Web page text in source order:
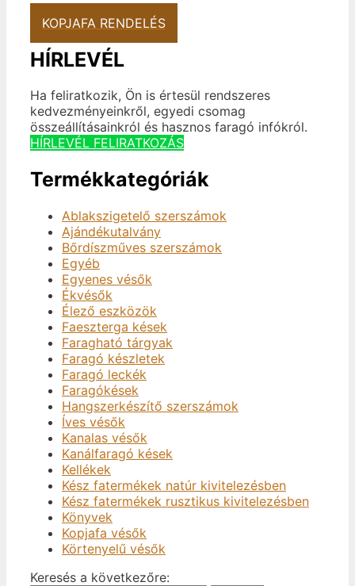
KOPJAFA RENDELÉS
HÍRLEVÉL
Ha feliratkozik, Ön is értesül rendszeres
kedvezményeinkről, egyedi csomag
összeállításainkról és hasznos faragó infókról.
HÍRLEVÉL FELIRATKOZÁS
Termékkategóriák
Ablakszigetelő szerszámok
Ajándékutalvány
Bőrdíszműves szerszámok
Egyéb
Egyenes vésők
Ékvésők
Élező eszközök
Faeszterga kések
Faragható tárgyak
Faragó készletek
Faragó leckék
Faragókések
Hangszerkészítő szerszámok
Íves vésők
Kanalas vésők
Kanálfaragó kések
Kellékek
Kész fatermékek natúr kivitelezésben
Kész fatermékek rusztikus kivitelezésben
Könyvek
Kopjafa vésők
Körtenyelű vésők
Keresés a következőre: